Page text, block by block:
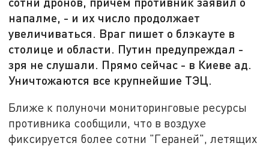
напалме, - и их число продолжает
увеличиваться. Враг пишет о блэкауте в
столице и области. Путин предупреждал -
зря не слушали. Прямо сейчас - в Киеве ад.
Уничтожаются все крупнейшие ТЭЦ.
Ближе к полуночи мониторинговые ресурсы
противника сообщили, что в воздухе
фиксируется более сотни "Гераней", летящих